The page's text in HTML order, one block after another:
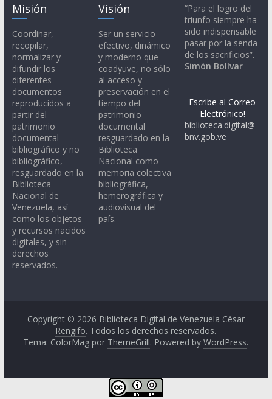
Misión
Coordinar,
recopilar,
normalizar y
difundir los
diferentes
documentos
reproducidos a
partir del
patrimonio
documental
bibliográfico y no
bibliográfico,
resguardado en la
Biblioteca
Nacional de
Venezuela, así
como los objetos
y recursos nacidos
digitales, y sin
derechos
reservados.
Visión
Ser un servicio
efectivo, dinámico
y moderno que
coadyuve, no sólo
al acceso y
preservación en el
tiempo del
patrimonio
documental
resguardado en la
Biblioteca
Nacional como
memoria colectiva
bibliográfica,
hemerográfica y
audiovisual del
país.
“Para el logro del
triunfo siempre ha
sido indispensable
pasar por la senda
de los sacrificios”.
Simón Bolívar
Escribe al Correo
Electrónico!
biblioteca.digital@
bnv.gob.ve
Copyright © 2026 Biblioteca Digital de Venezuela César
Rengifo. Todos los derechos reservados.
Tema: ColorMag por ThemeGrill. Powered byWordPress.